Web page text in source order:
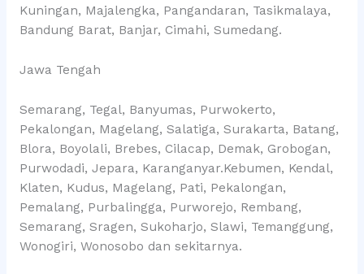
Kuningan, Majalengka, Pangandaran, Tasikmalaya,
Bandung Barat, Banjar, Cimahi, Sumedang.
Jawa Tengah
Semarang, Tegal, Banyumas, Purwokerto,
Pekalongan, Magelang, Salatiga, Surakarta, Batang,
Blora, Boyolali, Brebes, Cilacap, Demak, Grobogan,
Purwodadi, Jepara, Karanganyar.Kebumen, Kendal,
Klaten, Kudus, Magelang, Pati, Pekalongan,
Pemalang, Purbalingga, Purworejo, Rembang,
Semarang, Sragen, Sukoharjo, Slawi, Temanggung,
Wonogiri, Wonosobo dan sekitarnya.